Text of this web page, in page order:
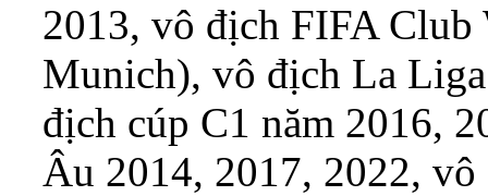
2013, vô địch FIFA
Munich), vô địch La
địch cúp C1 năm 2016,
Âu 2014, 2017, 2022,